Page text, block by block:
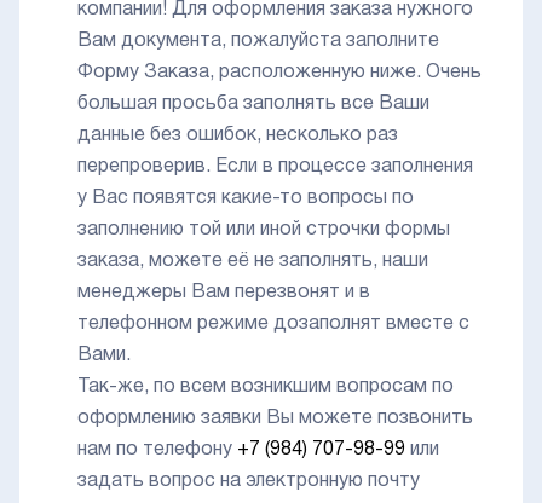
компании! Для оформления заказа нужного
Вам документа, пожалуйста заполните
Форму Заказа, расположенную ниже. Очень
большая просьба заполнять все Ваши
данные без ошибок, несколько раз
перепроверив. Если в процессе заполнения
у Вас появятся какие-то вопросы по
заполнению той или иной строчки формы
заказа, можете её не заполнять, наши
менеджеры Вам перезвонят и в
телефонном режиме дозаполнят вместе с
Вами.
Так-же, по всем возникшим вопросам по
оформлению заявки Вы можете позвонить
нам по телефону +7 (984) 707-98-99 или
задать вопрос на электронную почту